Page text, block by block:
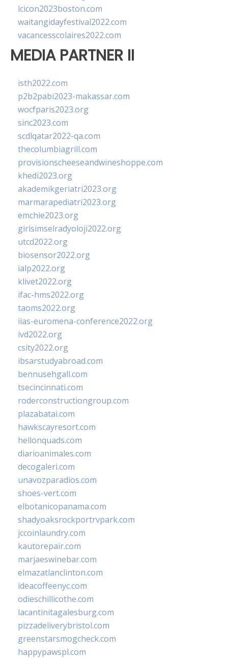
lcicon2023boston.com
waitangidayfestival2022.com
vacancesscolaires2022.com
MEDIA PARTNER II
isth2022.com
p2b2pabi2023-makassar.com
wocfparis2023.org
sinc2023.com
scdlqatar2022-qa.com
thecolumbiagrill.com
provisionscheeseandwineshoppe.com
khedi2023.org
akademikgeriatri2023.org
marmarapediatri2023.org
emchie2023.org
girisimselradyoloji2022.org
utcd2022.org
biosensor2022.org
ialp2022.org
klivet2022.org
ifac-hms2022.org
taoms2022.org
iias-euromena-conference2022.org
ivd2022.org
csity2022.org
ibsarstudyabroad.com
bennusehgall.com
tsecincinnati.com
roderconstructiongroup.com
plazabatai.com
hawkscayresort.com
hellonquads.com
diarioanimales.com
decogaleri.com
unavozparadios.com
shoes-vert.com
elbotanicopanama.com
shadyoaksrockportrvpark.com
jccoinlaundry.com
kautorepair.com
marjaeswinebar.com
elmazatlanclinton.com
ideacoffeenyc.com
odieschillicothe.com
lacantinitagalesburg.com
pizzadeliverybristol.com
greenstarsmogcheck.com
happypawspl.com